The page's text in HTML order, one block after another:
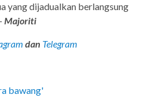
yang dijadualkan berlangsung
Majoriti
dan Telegram
bawang'